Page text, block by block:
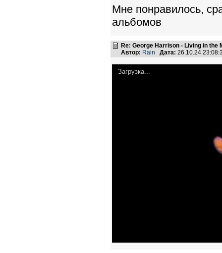
Мне понравилось,
альбомов
Re: George Harrison - Living in the
Автор: Rain Дата: 26.10.24
Загрузка...